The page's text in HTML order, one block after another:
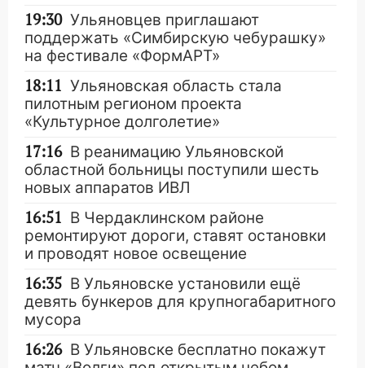
19:30 Ульяновцев приглашают
поддержать «Симбирскую чебурашку»
на фестивале «ФормАРТ»
18:11 Ульяновская область стала
пилотным регионом проекта
«Культурное долголетие»
17:16 В реанимацию Ульяновской
областной больницы поступили шесть
новых аппаратов ИВЛ
16:51 В Чердаклинском районе
ремонтируют дороги, ставят остановки
и проводят новое освещение
16:35 В Ульяновске установили ещё
девять бункеров для крупногабаритного
мусора
16:26 В Ульяновске бесплатно покажут